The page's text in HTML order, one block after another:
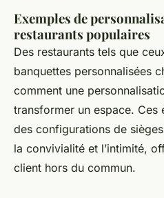
Exemples de
restaurants populaires
Des restaurants tels que
banquettes personnalisées
comment une
transformer un espace. Ces
des configurations de
la convivialité et l’intimité,
client hors du commun.